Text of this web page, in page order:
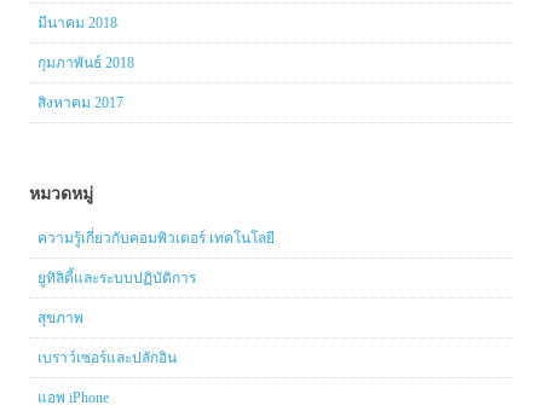
มีนาคม 2018
กุมภาพันธ์ 2018
สิงหาคม 2017
หมวดหมู่
ความรู้เกี่ยวกับคอมพิวเตอร์ เทคโนโลยี
ยูทิลิตี้และระบบปฏิบัติการ
สุขภาพ
เบราว์เซอร์และปลักอิน
แอพ iPhone